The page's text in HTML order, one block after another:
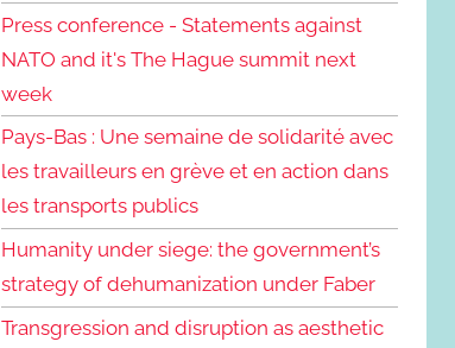
Press conference - Statements against
NATO and it's The Hague summit next
week
Pays-Bas : Une semaine de solidarité avec
les travailleurs en grève et en action dans
les transports publics
Humanity under siege: the government’s
strategy of dehumanization under Faber
Transgression and disruption as aesthetic